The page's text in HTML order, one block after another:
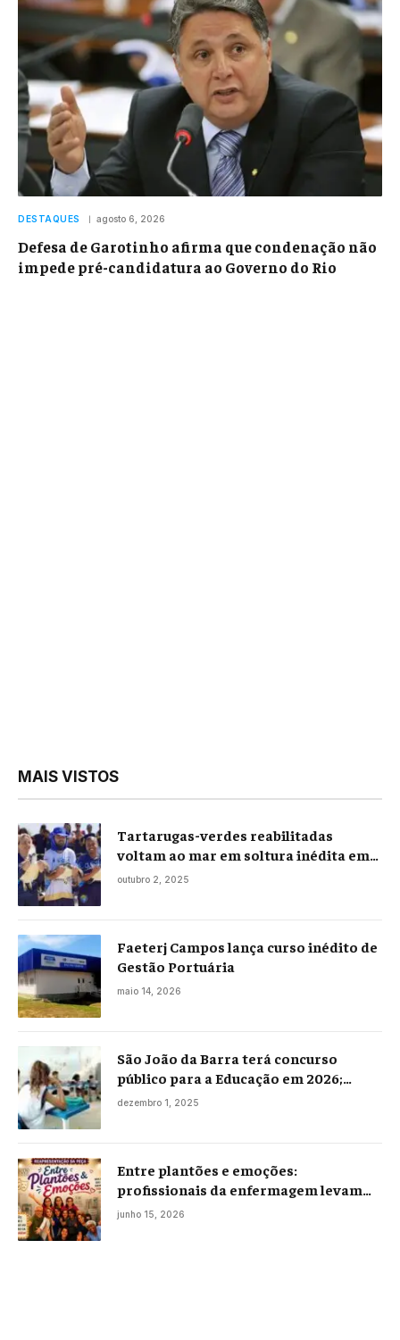
DESTAQUES agosto 6, 2026
Defesa de Garotinho afirma que condenação não
impede pré-candidatura ao Governo do Rio
MAIS VISTOS
Tartarugas-verdes reabilitadas
voltam ao mar em soltura inédita em
Praia Seca
outubro 2, 2025
Faeterj Campos lança curso inédito de
Gestão Portuária
maio 14, 2026
São João da Barra terá concurso
público para a Educação em 2026;
projeto já está na Câmara
dezembro 1, 2025
Entre plantões e emoções:
profissionais da enfermagem levam
histórias reais ao palco em Campos
junho 15, 2026